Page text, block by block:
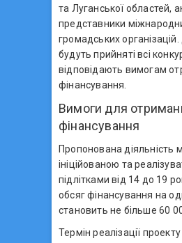
та Луганської областей,
представники
громадських
будуть прийняті всі
відповідають вимогам
фінансування.
Вимоги для
фінансування
Пропонована діяльність
ініційованою та
підлітками від 14 до 19
обсяг фінансування на
становить не більше 60
Термін реалізації